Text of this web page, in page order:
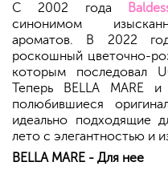
С 2002 года
синонимом
ароматов. В 2022
роскошный цветочно-
которым последовал
Теперь BELLA MARE
полюбившиеся
идеально подходящие
лето с элегантностью и
BELLA MARE - Для нее